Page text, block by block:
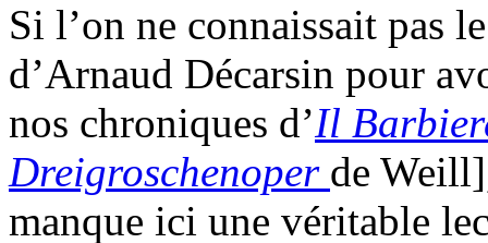
Si l’on ne connaissait pas
d’Arnaud Décarsin pour
nos chroniques d’Il
Dreigroschenoper de
manque ici une véritable